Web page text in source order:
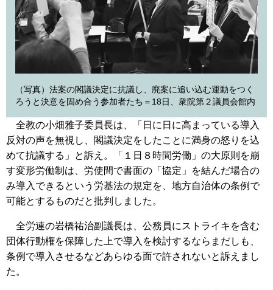
（写真）法案の閣議決定に抗議し、廃案に追い込む運動をつく
ろうと決意を固め合う参加者たち＝18日、衆院第２議員会館内
全教の小畑雅子委員長は、「日に日に高まっている導入
反対の声を無視し、閣議決定をしたことに満身の怒りを込
めて抗議する」と訴え。「１日８時間労働」の大原則を崩
す変形労働制は、労使間で書面の「協定」を結んだ場合の
み導入できるという労基法の規定を、地方自治体の条例で
可能とするものだと批判しました。
全労連の岩橋祐治副議長は、公務員にストライキを含む
団体行動権を保障した上で導入を検討するならまだしも、
条例で導入させるなどあらゆる面で許されないと訴えまし
た。